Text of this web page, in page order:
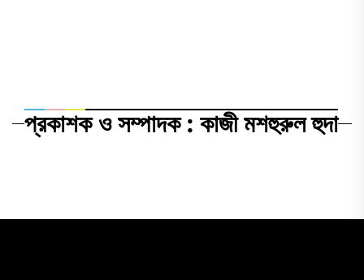
প্রকাশক ও সম্পাদক : কাজী মশহুরুল হুদা